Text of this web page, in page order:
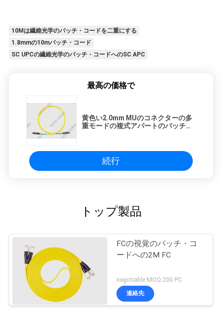
10Mは繊維光学のパッチ・コードを二重にする
1.8mmの10mパッチ・コード
SC UPCの繊維光学のパッチ・コードへのSC APC
最高の価格で
黄色い2.0mm MUのコネクターの多
重モードの複式アパートのパッチ・
続行
トップ製品
FCの視覚のパッチ・コ
ードへの2M FC
negotiable MOQ:200 PC
連絡先